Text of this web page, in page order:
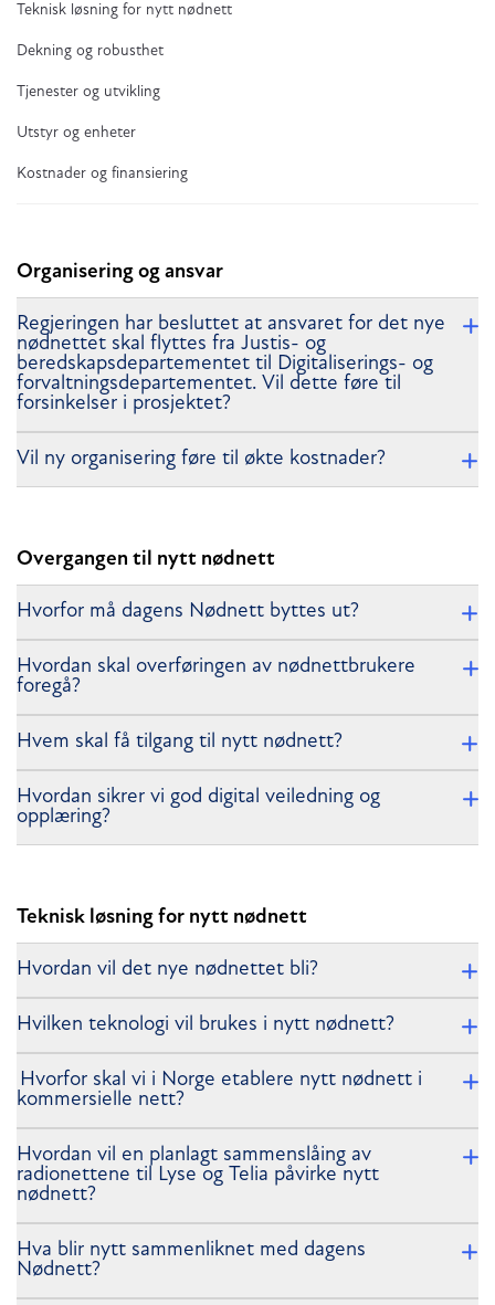
Teknisk løsning for nytt nødnett
Dekning og robusthet
Tjenester og utvikling
Utstyr og enheter
Kostnader og finansiering
Organisering og ansvar
Regjeringen har besluttet at ansvaret for det nye
nødnettet skal flyttes fra Justis- og
beredskapsdepartementet til Digitaliserings- og
forvaltningsdepartementet. Vil dette føre til
forsinkelser i prosjektet?
Vil ny organisering føre til økte kostnader?
Overgangen til nytt nødnett
Hvorfor må dagens Nødnett byttes ut?
Hvordan skal overføringen av nødnettbrukere
foregå?
Hvem skal få tilgang til nytt nødnett?
Hvordan sikrer vi god digital veiledning og
opplæring?
Teknisk løsning for nytt nødnett
Hvordan vil det nye nødnettet bli?
Hvilken teknologi vil brukes i nytt nødnett?
Hvorfor skal vi i Norge etablere nytt nødnett i
kommersielle nett?
Hvordan vil en planlagt sammenslåing av
radionettene til Lyse og Telia påvirke nytt
nødnett?
Hva blir nytt sammenliknet med dagens
Nødnett?